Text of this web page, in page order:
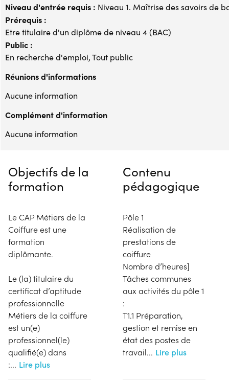
Niveau d'entrée requis : Niveau 1. Maîtrise des savoirs de
Prérequis :
Etre titulaire d'un diplôme de niveau 4 (BAC)
Public :
En recherche d'emploi, Tout public
Réunions d'informations
Aucune information
Complément d'information
Aucune information
Objectifs de la
formation
Le CAP Métiers de la
Coiffure est une
formation
diplômante.
Le (la) titulaire du
certificat d’aptitude
professionnelle
Métiers de la coiffure
est un(e)
professionnel(le)
qualifié(e) dans
:... Lire plus
Contenu
pédagogique
Pôle 1
Réalisation de
prestations de
coiffure
Nombre d’heures]
Tâches communes
aux activités du pôle 1
:
T1.1 Préparation,
gestion et remise en
état des postes de
travail... Lire plus